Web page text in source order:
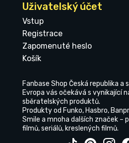
Uživatelský účet
Vstup
Registrace
Zapomenuté heslo
Košík
Fanbase Shop Česká republika
Evropa vás očekává s vynikající
sběratelských produktů.
Produkty od Funko, Hasbro,
Smile a mnoha dalších značek –
filmů, seriálů, kreslených filmů.